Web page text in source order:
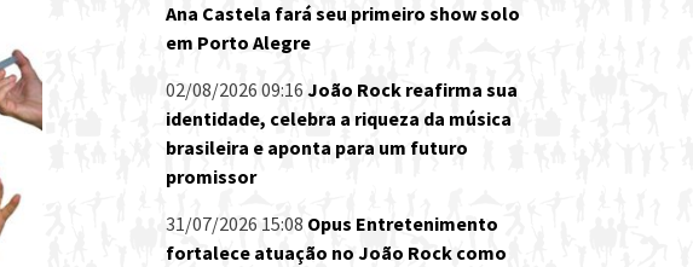
Ana Castela fará seu primeiro show solo
em Porto Alegre
02/08/2026 09:16 João Rock reafirma sua
identidade, celebra a riqueza da música
brasileira e aponta para um futuro
promissor
31/07/2026 15:08 Opus Entretenimento
fortalece atuação no João Rock como